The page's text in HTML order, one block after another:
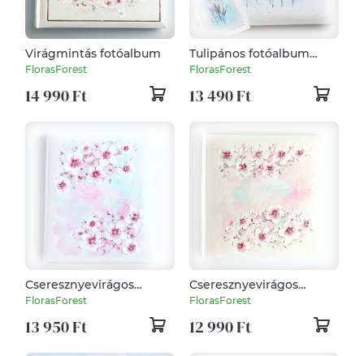
Virágmintás fotóalbum
FlorasForest
14 990 Ft
Tulipános fotóalbum
30x33 cm
FlorasForest
13 490 Ft
Cseresznyevirágos
fotóalbum
FlorasForest
13 950 Ft
Cseresznyevirágos
fotóalbum (26 x 26 cm)
FlorasForest
12 990 Ft